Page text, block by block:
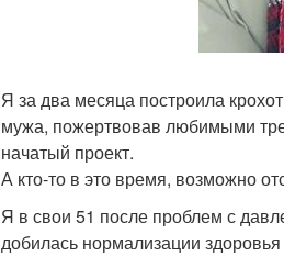
Я за два месяца построила
мужа, пожертвовав любимыми
начатый проект.
А кто-то в это время, возможно
Я в свои 51 после проблем с
добилась нормализации